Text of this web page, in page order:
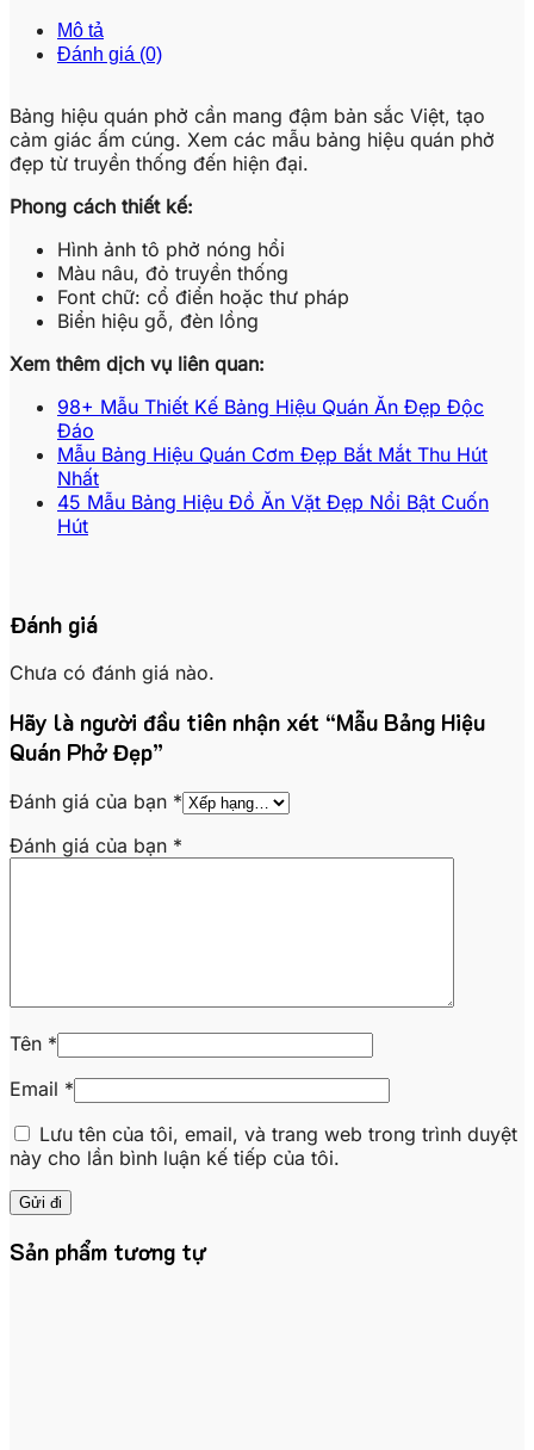
Mô tả
Đánh giá (0)
Bảng hiệu quán phở cần mang đậm bản sắc Việt, tạo
cảm giác ấm cúng. Xem các mẫu bảng hiệu quán phở
đẹp từ truyền thống đến hiện đại.
Phong cách thiết kế:
Hình ảnh tô phở nóng hổi
Màu nâu, đỏ truyền thống
Font chữ: cổ điển hoặc thư pháp
Biển hiệu gỗ, đèn lồng
Xem thêm dịch vụ liên quan:
98+ Mẫu Thiết Kế Bảng Hiệu Quán Ăn Đẹp Độc
Đáo
Mẫu Bảng Hiệu Quán Cơm Đẹp Bắt Mắt Thu Hút
Nhất
45 Mẫu Bảng Hiệu Đồ Ăn Vặt Đẹp Nổi Bật Cuốn
Hút
Đánh giá
Chưa có đánh giá nào.
Hãy là người đầu tiên nhận xét “Mẫu Bảng Hiệu
Quán Phở Đẹp”
Đánh giá của bạn *
Đánh giá của bạn *
Tên *
Email *
Lưu tên của tôi, email, và trang web trong trình duyệt
này cho lần bình luận kế tiếp của tôi.
Sản phẩm tương tự